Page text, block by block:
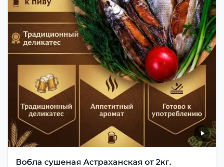
Вобла сушеная Астраханская от 2кг.